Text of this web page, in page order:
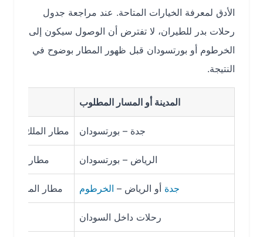
الأدق لمعرفة الخيارات المتاحة. عند مراجعة جدول
رحلات بدر للطيران، لا تفترض أن الوصول سيكون إلى
الخرطوم أو بورتسودان قبل ظهور المطار بوضوح في
النتيجة.
المدينة أو المسار المطلوب
جدة – بورتسودان مطار الملك عبدالعزيز
الرياض – بورتسودان مطار الملك خالد
أو الرياض –الخرطوم مطار الملك
رحلات داخل السودان